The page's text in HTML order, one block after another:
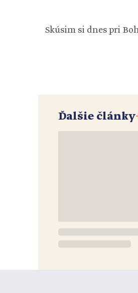
Skúsim si dnes pri
Ďalšie články